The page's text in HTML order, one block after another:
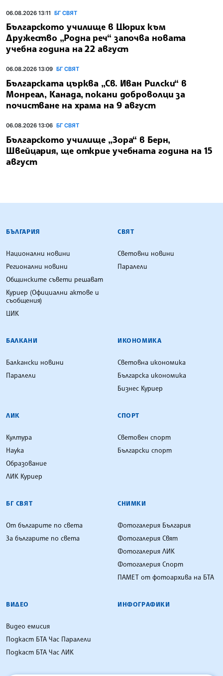
06.08.2026 13:11 БГ СВЯТ
Българското училище в Цюрих към
Дружество „Родна реч“ започва новата
учебна година на 22 август
06.08.2026 13:09 БГ СВЯТ
Българската църква „Св. Иван Рилски“ в
Монреал, Канада, покани доброволци за
почистване на храма на 9 август
06.08.2026 13:06 БГ СВЯТ
Българското училище „Зора“ в Берн,
Швейцария, ще открие учебната година на 15
август
БЪЛГАРСКА ТЕЛЕГРАФНА АГЕНЦИЯ
БЪЛГАРИЯ
Национални новини
Регионални новини
Общинските съвети решават
Куриер (Официални актове и
съобщения)
ЦИК
СВЯТ
Световни новини
Паралели
БАЛКАНИ
Балкански новини
Паралели
ИКОНОМИКА
Световна икономика
Българска икономика
Бизнес Куриер
ЛИК
Култура
Наука
Образование
ЛИК Куриер
СПОРТ
Световен спорт
Български спорт
БГ СВЯТ
От българите по света
За българите по света
СНИМКИ
Фотогалерия България
Фотогалерия Свят
Фотогалерия ЛИК
Фотогалерия Спорт
ПАМЕТ от фотоархива на БТА
ВИДЕО
Видео емисия
Подкаст БТА Час Паралели
Подкаст БТА Час ЛИК
ИНФОГРАФИКИ